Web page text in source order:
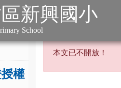
新興國小
School
本站消息 分月文
本文已不
本文已不開放！
權